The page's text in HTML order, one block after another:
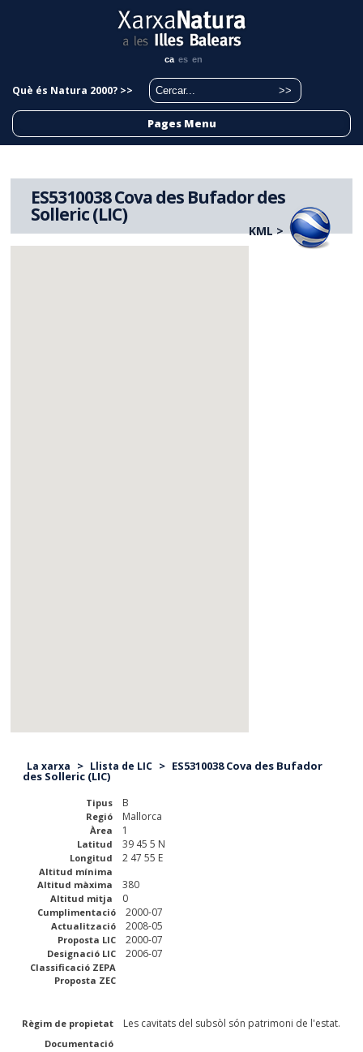
ca es en
Què és Natura 2000? >>
Pages Menu
ES5310038 Cova des Bufador des
Solleric (LIC)
KML >
La xarxa > Llista de LIC > ES5310038 Cova des Bufador
des Solleric (LIC)
Tipus B
Regió Mallorca
Àrea 1
Latitud 39 45 5 N
Longitud 2 47 55 E
Altitud mínima
Altitud màxima
380
Altitud mitja 0
Cumplimentació 2000-07
Actualització 2008-05
Proposta LIC 2000-07
Designació LIC 2006-07
Classificació ZEPA
Proposta ZEC
Règim de propietat Les cavitats del subsòl són patrimoni de l'estat.
Documentació